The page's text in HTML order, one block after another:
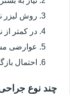
روش لیزر
در کمتر
عوارضی
احتمال
چند نوع جراحی